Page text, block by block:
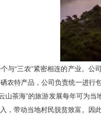
与“三农”紧密相连的产业。
农特产品，公司负责统一进
茶海”的旅游发展每年可为
，带动当地村民脱贫致富。因